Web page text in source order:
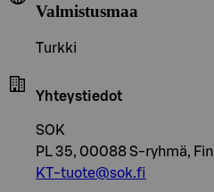
Valmistusmaa
Turkki
Yhteystiedot
SOK
PL 35, 00088 S-ryhmä,
KT-tuote@sok.fi